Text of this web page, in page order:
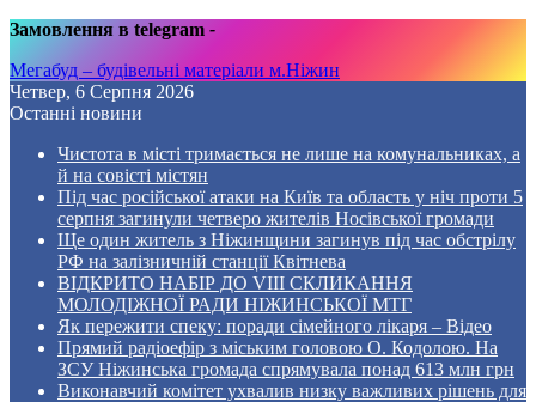
Замовлення в telegram -
Мегабуд – будівельні матеріали м.Ніжин
Четвер, 6 Серпня 2026
Останні новини
Чистота в місті тримається не лише на комунальниках, а
й на совісті містян
Під час російської атаки на Київ та область у ніч проти 5
серпня загинули четверо жителів Носівської громади
Ще один житель з Ніжинщини загинув під час обстрілу
РФ на залізничній станції Квітнева
ВІДКРИТО НАБІР ДО VIII СКЛИКАННЯ
МОЛОДІЖНОЇ РАДИ НІЖИНСЬКОЇ МТГ
Як пережити спеку: поради сімейного лікаря – Відео
Прямий радіоефір з міським головою О. Кодолою. На
ЗСУ Ніжинська громада спрямувала понад 613 млн грн
Виконавчий комітет ухвалив низку важливих рішень для